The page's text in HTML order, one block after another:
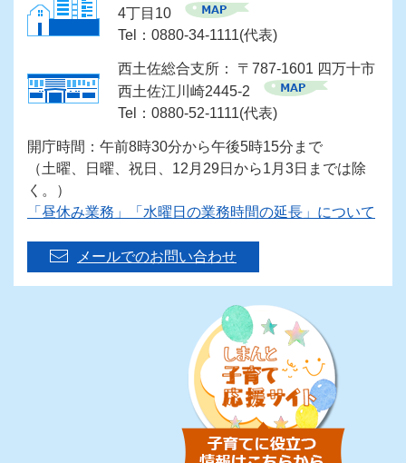
4丁目10
Tel：0880-34-1111(代表)
西土佐総合支所： 〒787-1601 四万十市
西土佐江川崎2445-2
Tel：0880-52-1111(代表)
開庁時間：午前8時30分から午後5時15分まで
（土曜、日曜、祝日、12月29日から1月3日までは除
く。）
「昼休み業務」「水曜日の業務時間の延長」について
メールでのお問い合わせ